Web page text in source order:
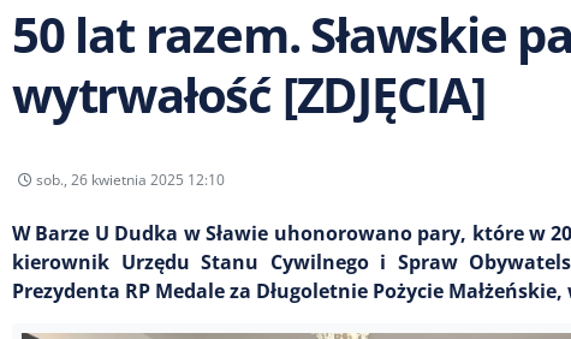
50 lat razem. Sławskie
wytrwałość [ZDJĘCIA]
sob., 26 kwietnia 2025 12:10
W Barze U Dudka w Sławie uhonorowano pary, które w
kierownik Urzędu Stanu Cywilnego i Spraw
Prezydenta RP Medale za Długoletnie Pożycie